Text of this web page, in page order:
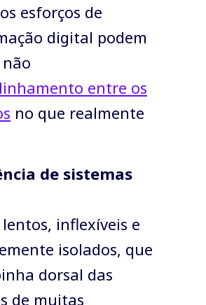
esforços de
digital podem
entre os
no que realmente
de sistemas
inflexíveis e
isolados, que
dorsal das
de muitas